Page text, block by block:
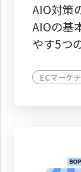
AIO対策
AIOの基
やす5つ
ECマーケ